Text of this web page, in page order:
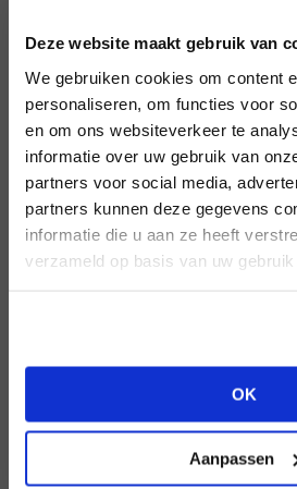
Deze website maakt gebruik van
We gebruiken cookies om content
personaliseren, om functies voor
en om ons websiteverkeer te
informatie over uw gebruik van
partners voor social media,
partners kunnen deze gegevens
informatie die u aan ze heeft
verzameld op basis van uw
OK
Aanpassen
Wachtwoord
INLOGGEN
NOG GEEN
HEB JE NOG
aan of bekijk de andere
BEKIJK ALLE
MERK
Harper & Yve
MERK
MERK